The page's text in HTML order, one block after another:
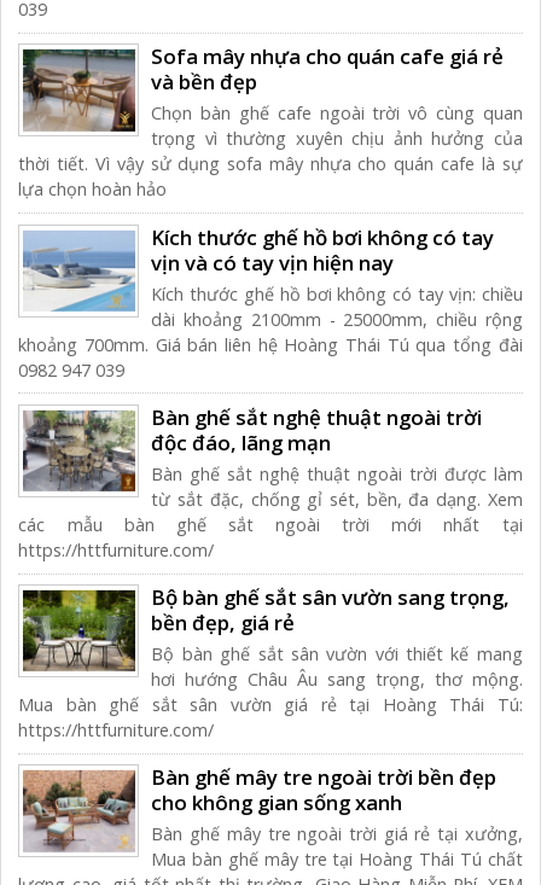
039
Sofa mây nhựa cho quán cafe giá rẻ
và bền đẹp
Chọn bàn ghế cafe ngoài trời vô cùng quan
trọng vì thường xuyên chịu ảnh hưởng của
thời tiết. Vì vậy sử dụng sofa mây nhựa cho quán cafe là sự
lựa chọn hoàn hảo
Kích thước ghế hồ bơi không có tay
vịn và có tay vịn hiện nay
Kích thước ghế hồ bơi không có tay vịn: chiều
dài khoảng 2100mm - 25000mm, chiều rộng
khoảng 700mm. Giá bán liên hệ Hoàng Thái Tú qua tổng đài
0982 947 039
Bàn ghế sắt nghệ thuật ngoài trời
độc đáo, lãng mạn
Bàn ghế sắt nghệ thuật ngoài trời được làm
từ sắt đặc, chống gỉ sét, bền, đa dạng. Xem
các mẫu bàn ghế sắt ngoài trời mới nhất tại
https://httfurniture.com/
Bộ bàn ghế sắt sân vườn sang trọng,
bền đẹp, giá rẻ
Bộ bàn ghế sắt sân vườn với thiết kế mang
hơi hướng Châu Âu sang trọng, thơ mộng.
Mua bàn ghế sắt sân vườn giá rẻ tại Hoàng Thái Tú:
https://httfurniture.com/
Bàn ghế mây tre ngoài trời bền đẹp
cho không gian sống xanh
Bàn ghế mây tre ngoài trời giá rẻ tại xưởng,
Mua bàn ghế mây tre tại Hoàng Thái Tú chất